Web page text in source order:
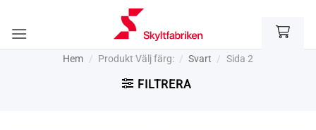
content
Hem / Produkt Välj färg: / Svart / Sida 2
FILTRERA